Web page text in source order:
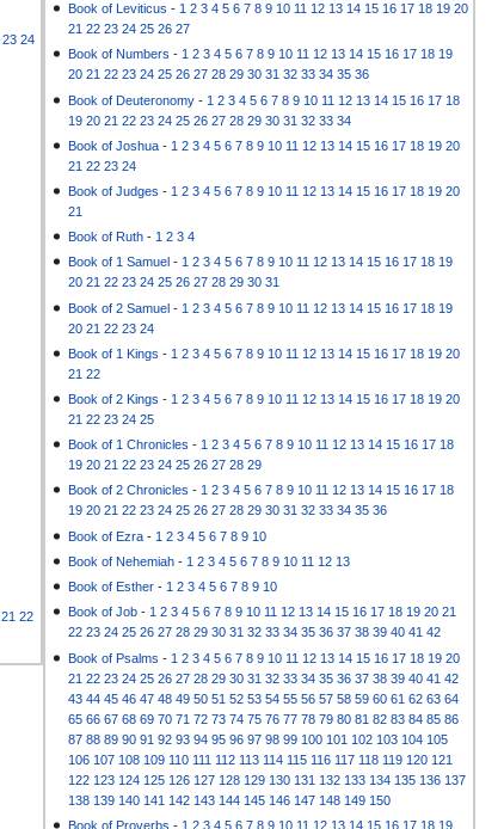
Book of Leviticus - 1 2 3 4 5 6 7 8 9 10 11 12 13 14 15 16 17 18 19 20
21 22 23 24 25 26 27
Book of Numbers -1 2 3 4 5 6 7 8 9 10 11 12 13 14 15 16 17 18 19
20 21 22 23 24 25 26 27 28 29 30 31 32 33 34 35 36
Book of Deuteronomy - 1 2 3 4 5 6 7 8 9 10 11 12 13 14 15 16 17 18
19 20 21 22 23 24 25 26 27 28 29 30 31 32 33 34
Book of Joshua - 1 2 3 4 5 6 7 8 9 10 11 12 13 14 15 16 17 18 19 20
21 22 23 24
Book of Judges - 1 2 3 4 5 6 7 8 9 10 11 12 13 14 15 16 17 18 19 20
21
Book of Ruth - 1 2 3 4
Book of 1 Samuel -1 2 3 4 5 6 7 8 9 10 11 12 13 14 15 16 17 18 19
20 21 22 23 24 25 26 27 28 29 30 31
Book of 2 Samuel - 1 2 3 4 5 6 7 8 9 10 11 12 13 14 15 16 17 18 19
20 21 22 23 24
Book of 1 Kings - 1 2 3 4 5 6 7 8 9 10 11 12 13 14 15 16 17 18 19 20
21 22
Book of 2 Kings - 1 2 3 4 5 6 7 8 9 10 11 12 13 14 15 16 17 18 19 20
21 22 23 24 25
Book of 1 Chronicles - 1 2 3 4 5 6 7 8 9 10 11 12 13 14 15 16 17 18
19 20 21 22 23 24 25 26 27 28 29
Book of 2 Chronicles -1 2 3 4 5 6 7 8 9 10 11 12 13 14 15 16 17 18
19 20 21 22 23 24 25 26 27 28 29 30 31 32 33 34 35 36
Book of Ezra - 1 2 3 4 5 6 7 8 9 10
Book of Nehemiah - 1 2 3 4 5 6 7 8 9 10 11 12 13
Book of Esther - 1 2 3 4 5 6 7 8 9 10
Book of Job - 1 2 3 4 5 6 7 8 9 10 11 12 13 14 15 16 17 18 19 20 21
22 23 24 25 26 27 28 29 30 31 32 33 34 35 36 37 38 39 40 41 42
Book of Psalms - 1 2 3 4 5 6 7 8 9 10 11 12 13 14 15 16 17 18 19 20
21 22 23 24 25 26 27 28 29 30 31 32 33 34 35 36 37 38 39 40 41 42
43 44 45 46 47 48 49 50 51 52 53 54 55 56 57 58 59 60 61 62 63 64
65 66 67 68 69 70 71 72 73 74 75 76 77 78 79 80 81 82 83 84 85 86
87 88 89 90 91 92 93 94 95 96 97 98 99 100 101 102 103 104 105
106 107 108 109 110 111 112 113 114 115 116 117 118 119 120 121
122 123 124 125 126 127 128 129 130 131 132 133 134 135 136 137
138 139 140 141 142 143 144 145 146 147 148 149 150
Book of Proverbs - 1 2 3 4 5 6 7 8 9 10 11 12 13 14 15 16 17 18 19
23 24
21 22